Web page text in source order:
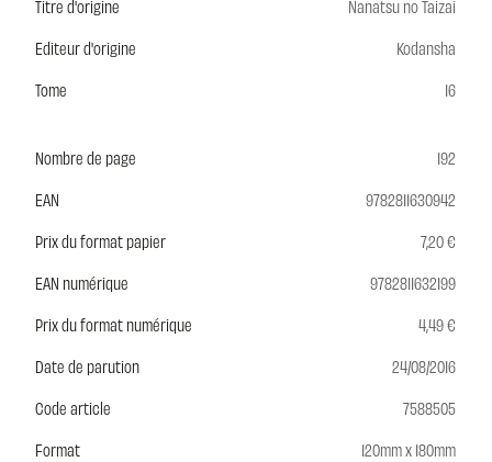
Titre d'origine
Nanatsu no Taizai
Editeur d'origine
Kodansha
Tome
16
Nombre de page
192
EAN
9782811630942
Prix du format papier
7,20 €
EAN numérique
9782811632199
Prix du format numérique
4,49 €
Date de parution
24/08/2016
Code article
7588505
Format
120mm x 180mm